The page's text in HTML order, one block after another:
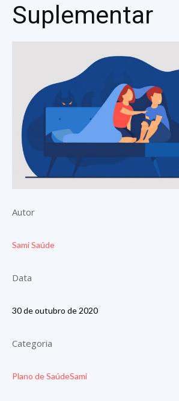
Suplementar
Autor
Sami Saúde
Data
30 de outubro de 2020
Categoria
Plano de SaúdeSami